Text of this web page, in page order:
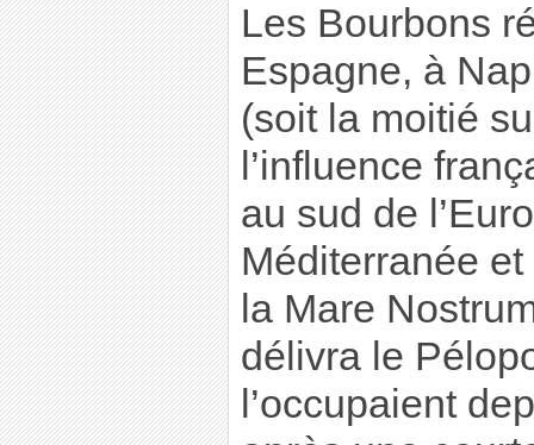
Les Bourbons
Espagne, à
(soit la moitié
l’influence
au sud de
Méditerranée
la Mare
délivra le
l’occupaient